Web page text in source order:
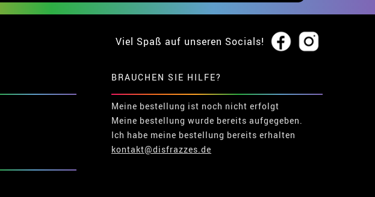
Viel Spaß auf unseren Socials!
BRAUCHEN SIE HILFE?
Meine bestellung ist noch nicht erfolgt
Meine bestellung wurde bereits aufgegeben.
Ich habe meine bestellung bereits erhalten
kontakt@disfrazzes.de